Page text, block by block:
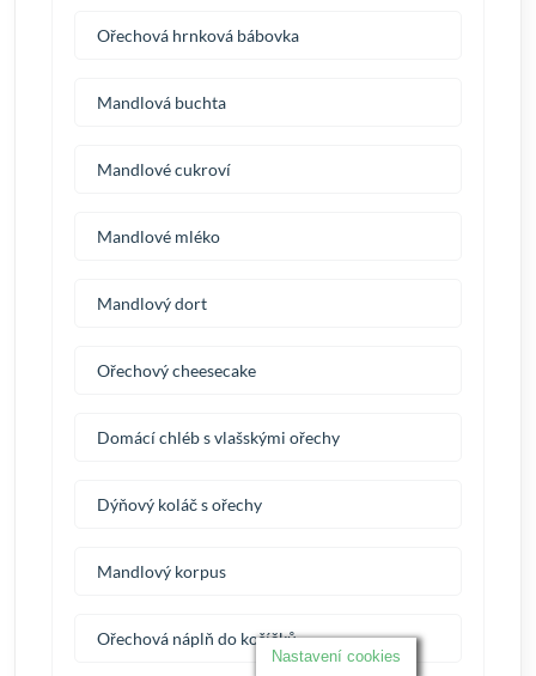
Ořechová hrnková bábovka
Mandlová buchta
Mandlové cukroví
Mandlové mléko
Mandlový dort
Ořechový cheesecake
Domácí chléb s vlašskými ořechy
Dýňový koláč s ořechy
Mandlový korpus
Ořechová náplň do košíčků
Nastavení cookies